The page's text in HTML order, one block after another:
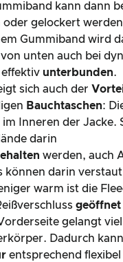
kann dann
oder gelockert
Gummiband wird
von unten auch bei
effektiv unterbunden.
sich auch der
Bauchtaschen:
Inneren der Jacke.
darin
werden, auch
können darin
warm ist die
geöffnet
gelangt
Dadurch
entsprechend